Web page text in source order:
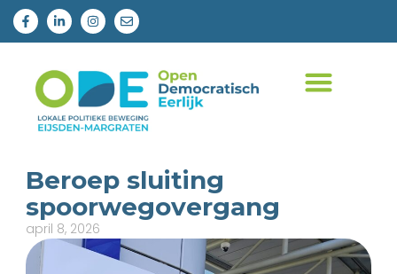
Beroep sluiting
spoorwegovergang
april 8, 2026